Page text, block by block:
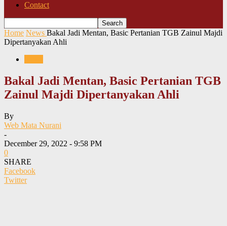
Contact
Home News Bakal Jadi Mentan, Basic Pertanian TGB Zainul Majdi
Dipertanyakan Ahli
Bakal Jadi Mentan, Basic Pertanian TGB
Zainul Majdi Dipertanyakan Ahli
By
Web Mata Nurani
-
December 29, 2022 - 9:58 PM
0
SHARE
Facebook
Twitter